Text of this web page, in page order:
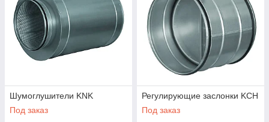
Богатейший опыт
Уже более 10 лет наш интернет-магазин успешно
работает на рынке поставки промышленного
оборудования.
Шумоглушители KNK
Под заказ
Регулирующие заслонки KCH
Под заказ